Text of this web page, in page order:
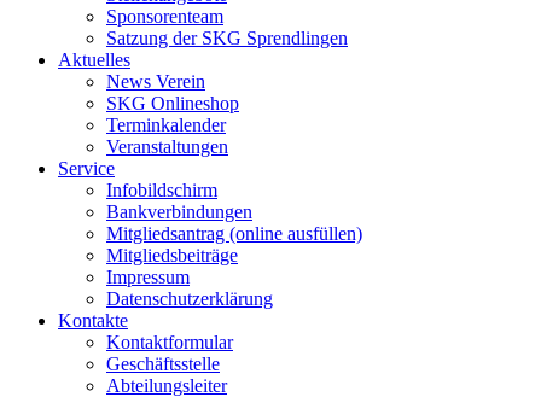
Sponsorenteam
Satzung der SKG Sprendlingen
Aktuelles
News Verein
SKG Onlineshop
Terminkalender
Veranstaltungen
Service
Infobildschirm
Bankverbindungen
Mitgliedsantrag (online ausfüllen)
Mitgliedsbeiträge
Impressum
Datenschutzerklärung
Kontakte
Kontaktformular
Geschäftsstelle
Abteilungsleiter